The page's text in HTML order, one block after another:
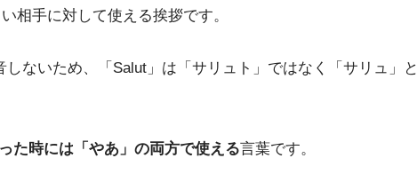
相手に対して使える挨拶です。
ないため、「Salut」は「サリュト」ではなく「サリュ」と
た時には「やあ」の両方で使える言葉です。